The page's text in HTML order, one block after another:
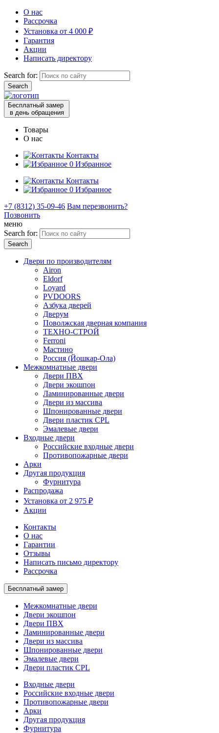
О нас
Рассрочка
Установка от 4 000 ₽
Гарантия
Акции
Написать директору
Search for:
Бесплатный замер
в день обращения
Товары
О нас
Контакты
0 Избранное
Контакты
0 Избранное
+7 (8312) 35-09-46 Вам перезвонить?
Позвонить
меню
Search for:
Двери по производителям
Airon
Eldorf
Loyard
PVDOORS
Азбука дверей
Дверум
Поволжская дверная компания
ТЕХНО-СТРОЙ
Ferroni
Мастино
Россия (Йошкар-Ола)
Межкомнатные двери
Двери ПВХ
Двери экошпон
Ламинированные двери
Двери из массива
Шпонированные двери
Двери пластик CPL
Эмалевые двери
Входные двери
Российские входные двери
Противопожарные двери
Арки
Другая продукция
Фурнитура
Распродажа
Установка от 2 975 ₽
Акции
Контакты
О нас
Гарантии
Отзывы
Написать письмо директору
Рассрочка
Бесплатный замер
Межкомнатные двери
Двери экошпон
Двери ПВХ
Ламинированные двери
Двери из массива
Шпонированные двери
Эмалевые двери
Двери пластик CPL
Входные двери
Российские входные двери
Противопожарные двери
Арки
Другая продукция
Фурнитура